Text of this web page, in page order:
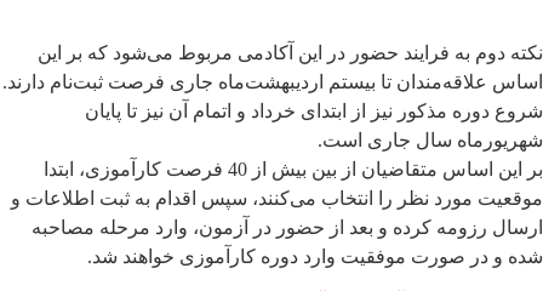
نکته دوم به فرایند حضور در این آکادمی مربوط می‌شود که بر این
اساس علاقه‌مندان تا بیستم اردیبهشت‌ماه جاری فرصت ثبت‌نام دارند.
شروع دوره مذکور نیز از ابتدای خرداد و اتمام آن نیز تا پایان
شهریورماه سال جاری است.
بر این اساس متقاضیان از بین بیش از 40 فرصت کارآموزی، ابتدا
موقعیت مورد نظر را انتخاب می‌کنند، سپس اقدام به ثبت اطلاعات و
ارسال رزومه کرده و بعد از حضور در آزمون، وارد مرحله مصاحبه
شده و در صورت موفقیت وارد دوره کارآموزی خواهند شد.